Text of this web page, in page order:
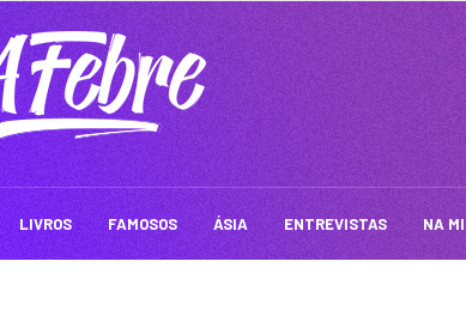
LIVROS FAMOSOS ÁSIA ENTREVISTAS NA